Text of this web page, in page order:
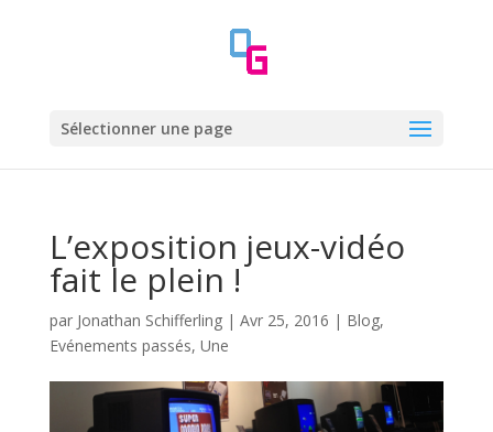
Sélectionner une page
L’exposition jeux-vidéo
fait le plein !
par Jonathan Schifferling| Avr 25, 2016 | Blog,
Evénements passés, Une